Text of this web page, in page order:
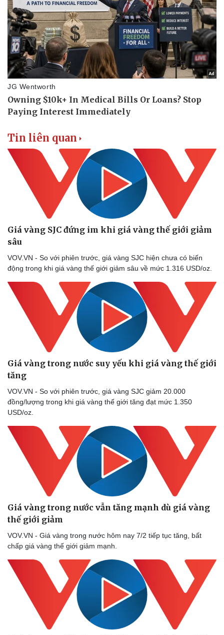
Thể thao
Bóng đá
Lịch thi đấu bóng đá
Thế giới thể thao
eSports
Hậu trường
Ô tô - Xe máy
Xe máy
Tư vấn
Tin liên quan
Giá vàng SJC đứng im khi giá vàng thế giới giảm
sâu
VOV.VN - So với phiên trước, giá vàng SJC hiện chưa có biến
động trong khi giá vàng thế giới giảm sâu về mức 1.316 USD/oz.
Giá vàng trong nước suy yếu khi giá vàng thế giới
tăng
VOV.VN - So với phiên trước, giá vàng SJC giảm 20.000
đồng/lượng trong khi giá vàng thế giới tăng đạt mức 1.350
USD/oz.
Giá vàng trong nước vẫn tăng mạnh dù giá vàng
thế giới giảm
VOV.VN - Giá vàng trong nước hôm nay 7/2 tiếp tục tăng, bất
chấp giá vàng thế giới giảm mạnh.